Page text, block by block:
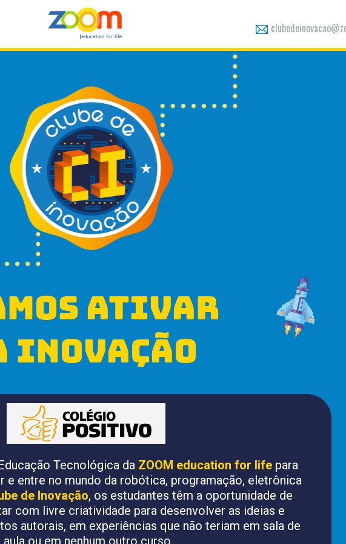
inovação
Tecnológica da ZOOM education for life para
e entre no mundo da robótica, programação, eletrônica
de Inovação, os estudantes têm a oportunidade de
com livre criatividade para desenvolver as ideias e
autorais, em experiências que não teriam em sala de
aula ou em nenhum outro curso